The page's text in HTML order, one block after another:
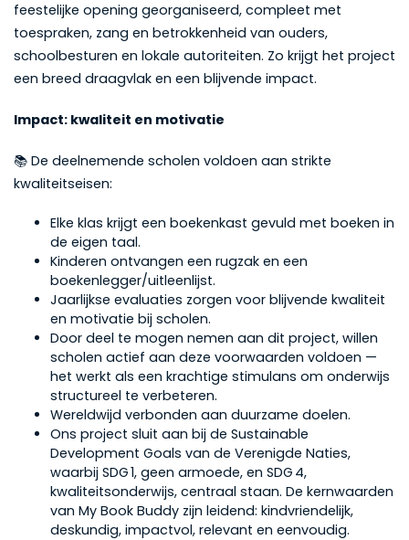
feestelijke opening georganiseerd, compleet met
toespraken, zang en betrokkenheid van ouders,
schoolbesturen en lokale autoriteiten. Zo krijgt het project
een breed draagvlak en een blijvende impact.
Impact: kwaliteit en motivatie
📚 De deelnemende scholen voldoen aan strikte
kwaliteitseisen:
Elke klas krijgt een boekenkast gevuld met boeken in
de eigen taal.
Kinderen ontvangen een rugzak en een
boekenlegger/uitleenlijst.
Jaarlijkse evaluaties zorgen voor blijvende kwaliteit
en motivatie bij scholen.
Door deel te mogen nemen aan dit project, willen
scholen actief aan deze voorwaarden voldoen —
het werkt als een krachtige stimulans om onderwijs
structureel te verbeteren.
Wereldwijd verbonden aan duurzame doelen.
Ons project sluit aan bij de Sustainable
Development Goals van de Verenigde Naties,
waarbij SDG 1, geen armoede, en SDG 4,
kwaliteitsonderwijs, centraal staan. De kernwaarden
van My Book Buddy zijn leidend: kindvriendelijk,
deskundig, impactvol, relevant en eenvoudig.